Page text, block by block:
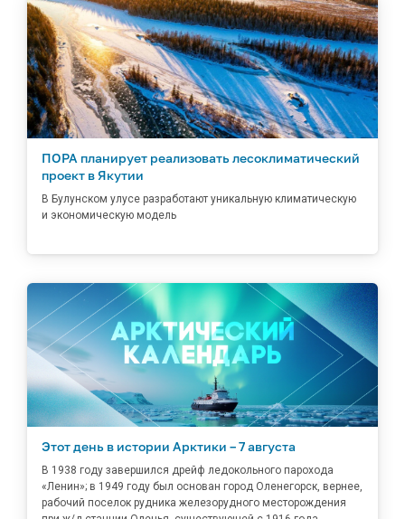
ПОРА планирует реализовать лесоклиматический
проект в Якутии
В Булунском улусе разработают уникальную климатическую
и экономическую модель
Этот день в истории Арктики – 7 августа
В 1938 году завершился дрейф ледокольного парохода
«Ленин»; в 1949 году был основан город Оленегорск, вернее,
рабочий поселок рудника железорудного месторождения